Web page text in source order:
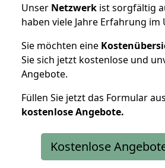
Unser Netzwerk ist sorgfältig
haben viele Jahre Erfahrung im
Sie möchten eine
Sie sich jetzt kostenlose und
Angebote.
Füllen Sie jetzt das Formular
kostenloseAngebote.
Kostenlose